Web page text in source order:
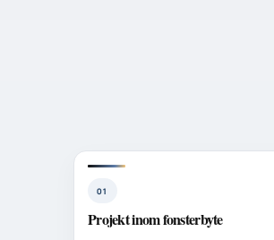
01
Projekt inom fonsterbyte